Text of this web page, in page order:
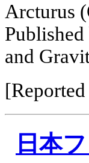
Arcturus
and
日本